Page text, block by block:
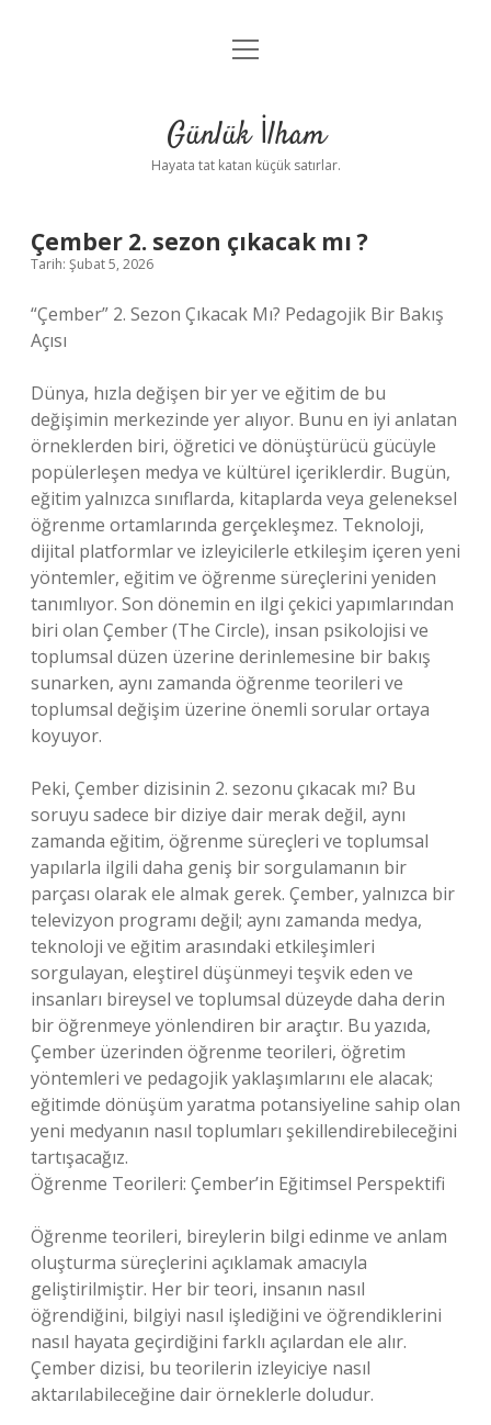
Anasayfa
Yasal Uyarı
menüyü
Günlük İlham
Hayata tat katan küçük satırlar.
Çember 2. sezon çıkacak mı ?
Tarih: Şubat 5, 2026
“Çember” 2. Sezon Çıkacak Mı? Pedagojik Bir Bakış
Açısı
Dünya, hızla değişen bir yer ve eğitim de bu
değişimin merkezinde yer alıyor. Bunu en iyi anlatan
örneklerden biri, öğretici ve dönüştürücü gücüyle
popülerleşen medya ve kültürel içeriklerdir. Bugün,
eğitim yalnızca sınıflarda, kitaplarda veya geleneksel
öğrenme ortamlarında gerçekleşmez. Teknoloji,
dijital platformlar ve izleyicilerle etkileşim içeren yeni
yöntemler, eğitim ve öğrenme süreçlerini yeniden
tanımlıyor. Son dönemin en ilgi çekici yapımlarından
biri olan Çember (The Circle), insan psikolojisi ve
toplumsal düzen üzerine derinlemesine bir bakış
sunarken, aynı zamanda öğrenme teorileri ve
toplumsal değişim üzerine önemli sorular ortaya
koyuyor.
Peki, Çember dizisinin 2. sezonu çıkacak mı? Bu
soruyu sadece bir diziye dair merak değil, aynı
zamanda eğitim, öğrenme süreçleri ve toplumsal
yapılarla ilgili daha geniş bir sorgulamanın bir
parçası olarak ele almak gerek. Çember, yalnızca bir
televizyon programı değil; aynı zamanda medya,
teknoloji ve eğitim arasındaki etkileşimleri
sorgulayan, eleştirel düşünmeyi teşvik eden ve
insanları bireysel ve toplumsal düzeyde daha derin
bir öğrenmeye yönlendiren bir araçtır. Bu yazıda,
Çember üzerinden öğrenme teorileri, öğretim
yöntemleri ve pedagojik yaklaşımlarını ele alacak;
eğitimde dönüşüm yaratma potansiyeline sahip olan
yeni medyanın nasıl toplumları şekillendirebileceğini
tartışacağız.
Öğrenme Teorileri: Çember’in Eğitimsel Perspektifi
Öğrenme teorileri, bireylerin bilgi edinme ve anlam
oluşturma süreçlerini açıklamak amacıyla
geliştirilmiştir. Her bir teori, insanın nasıl
öğrendiğini, bilgiyi nasıl işlediğini ve öğrendiklerini
nasıl hayata geçirdiğini farklı açılardan ele alır.
Çember dizisi, bu teorilerin izleyiciye nasıl
aktarılabileceğine dair örneklerle doludur.